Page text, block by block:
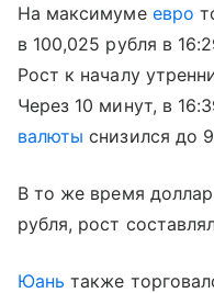
На максимуме евро
в 100,025 рубля в
Рост к началу
Через 10 минут, в
валюты снизился до
В то же время
рубля, рост
Юань также